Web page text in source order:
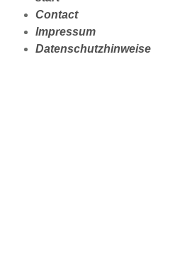
Contact
Impressum
Datenschutzhinweise